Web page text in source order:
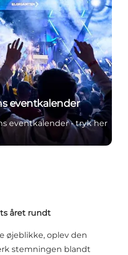
eventkalender
eventkalender - tryk her
året rundt
øjeblikke, oplev den
stemningen blandt